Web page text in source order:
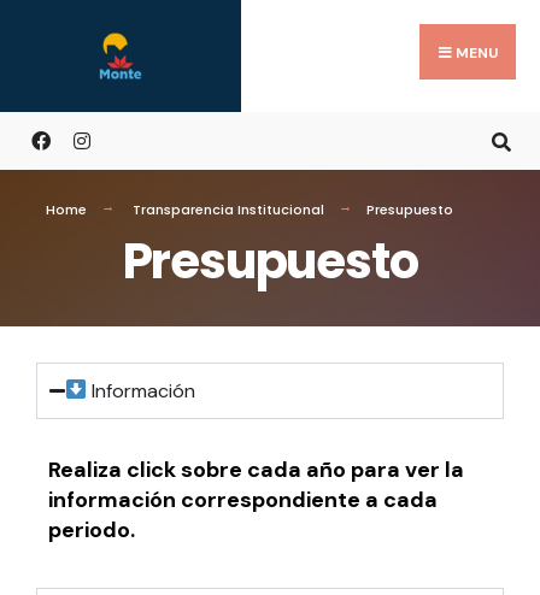
MENU
Home Transparencia Institucional Presupuesto
Presupuesto
Información
Realiza click sobre cada año para ver la
información correspondiente a cada
periodo.